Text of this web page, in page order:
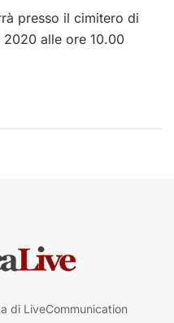
presso il cimitero di
alle ore 10.00
di LiveCommunication